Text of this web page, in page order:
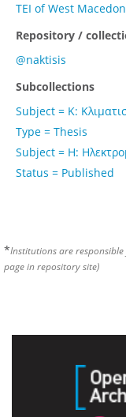
TEI of West
Repository /
@naktisis
Subcollections
Subject = Κ:
Type = Thesis
Subject = Η:
Status = Published
*Institutions are
page in repository site)